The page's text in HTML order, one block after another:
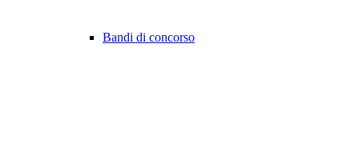
Bandi di concorso